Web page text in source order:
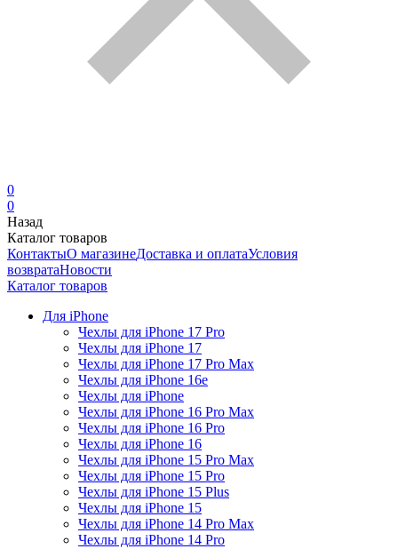
0
0
Назад
Каталог товаров
КонтактыО магазинеДоставка и оплатаУсловия
возвратаНовости
Каталог товаров
Для iPhone
Чехлы для iPhone 17 Pro
Чехлы для iPhone 17
Чехлы для iPhone 17 Pro Max
Чехлы для iPhone 16e
Чехлы для iPhone
Чехлы для iPhone 16 Pro Max
Чехлы для iPhone 16 Pro
Чехлы для iPhone 16
Чехлы для iPhone 15 Pro Max
Чехлы для iPhone 15 Pro
Чехлы для iPhone 15 Plus
Чехлы для iPhone 15
Чехлы для iPhone 14 Pro Max
Чехлы для iPhone 14 Pro